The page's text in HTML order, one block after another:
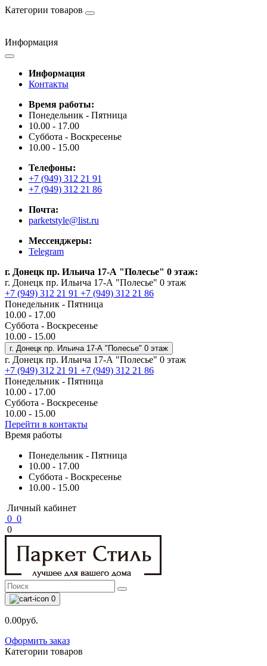
Категории товаров
Информация
Информация
Контакты
Время работы:
Понедельник - Пятница
10.00 - 17.00
Суббота - Воскресенье
10.00 - 15.00
Телефоны:
+7 (949) 312 21 91
+7 (949) 312 21 86
Почта:
parketstyle@list.ru
Мессенджеры:
Telegram
г. Донецк пр. Ильича 17-А "Полесье" 0 этаж:
г. Донецк пр. Ильича 17-А "Полесье" 0 этаж
+7 (949) 312 21 91 +7 (949) 312 21 86
Понедельник - Пятница
10.00 - 17.00
Суббота - Воскресенье
10.00 - 15.00
г. Донецк пр. Ильича 17-А "Полесье" 0 этаж
г. Донецк пр. Ильича 17-А "Полесье" 0 этаж
+7 (949) 312 21 91 +7 (949) 312 21 86
Понедельник - Пятница
10.00 - 17.00
Суббота - Воскресенье
10.00 - 15.00
Перейти в контакты
Время работы
Понедельник - Пятница
10.00 - 17.00
Суббота - Воскресенье
10.00 - 15.00
Личный кабинет
0 0
0
0
0.00руб.
Оформить заказ
Категории товаров